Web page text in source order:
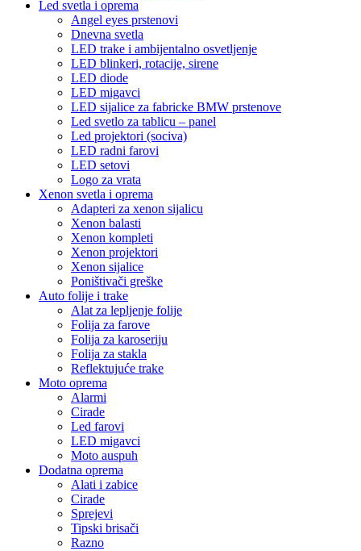
Led svetla i oprema
Angel eyes prstenovi
Dnevna svetla
LED trake i ambijentalno osvetljenje
LED blinkeri, rotacije, sirene
LED diode
LED migavci
LED sijalice za fabricke BMW prstenove
Led svetlo za tablicu – panel
Led projektori (sociva)
LED radni farovi
LED setovi
Logo za vrata
Xenon svetla i oprema
Adapteri za xenon sijalicu
Xenon balasti
Xenon kompleti
Xenon projektori
Xenon sijalice
Poništivači greške
Auto folije i trake
Alat za lepljenje folije
Folija za farove
Folija za karoseriju
Folija za stakla
Reflektujuće trake
Moto oprema
Alarmi
Cirade
Led farovi
LED migavci
Moto auspuh
Dodatna oprema
Alati i zabice
Cirade
Sprejevi
Tipski brisači
Razno